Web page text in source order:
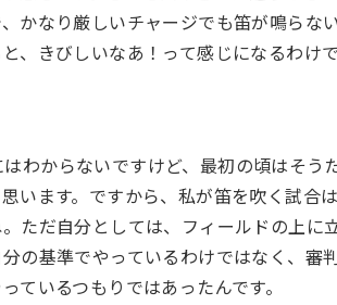
かなり厳しいチャージでも笛が鳴らな
、きびしいなあ！って感じになるわけ
わからないですけど、最初の頃はそう
います。ですから、私が笛を吹く試合
ただ自分としては、フィールドの上に
の基準でやっているわけではなく、審
ているつもりではあったんです。